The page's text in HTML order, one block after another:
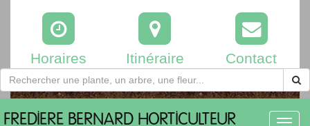
Horaires Itinéraire Contact
FREDIERE BERNARD HORTICULTEUR